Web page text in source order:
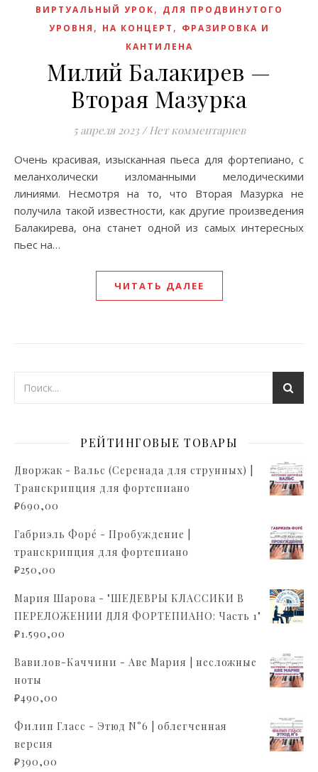
ВИРТУАЛЬНЫЙ УРОК, ДЛЯ ПРОДВИНУТОГО
УРОВНЯ , НА КОНЦЕРТ , ФРАЗИРОВКА И
КАНТИЛЕНА
Милий Балакирев —
Вторая Мазурка
5 апреля 2023 / Нет комментариев
Очень красивая, изысканная пьеса для фортепиано, с
меланхолически изломанными мелодическими
линиями. Несмотря на то, что Вторая Мазурка не
получила такой известности, как другие произведения
Балакирева, она станет одной из самых интересных
пьес на…
ЧИТАТЬ ДАЛЕЕ
РЕЙТИНГОВЫЕ ТОВАРЫ
Дворжак - Вальс (Серенада для струнных) |
Транскрипция для фортепиано
₽690,00
Габриэль Форé - Пробуждение |
транскрипция для фортепиано
₽250,00
Мария Шарова - "ШЕДЕВРЫ КЛАССИКИ В
ПЕРЕЛОЖЕНИИ ДЛЯ ФОРТЕПИАНО: Часть 1"
₽1.590,00
Вавилов-Каччини - Аве Мария | несложные
ноты
₽490,00
Филип Гласс - Этюд N°6 | облегченная
версия
₽390,00